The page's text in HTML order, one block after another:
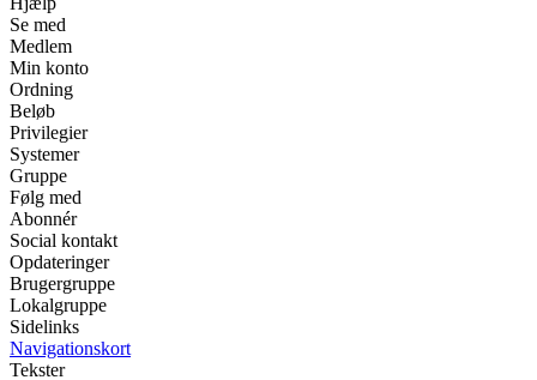
Se med
Medlem
Min konto
Ordning
Beløb
Privilegier
Systemer
Gruppe
Følg med
Abonnér
Social kontakt
Opdateringer
Brugergruppe
Lokalgruppe
Sidelinks
Navigationskort
Tekster